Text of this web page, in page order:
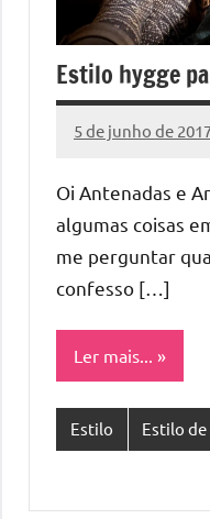
Estilo hygge
5 de junho de
Cibelle
Nenhum
Oi Antenadas e
algumas coisas
me perguntar
confesso […]
Ler mais...
Estilo Estilo de